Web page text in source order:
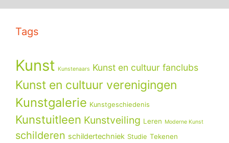
Tags
Kunst Kunstenaars Kunst en cultuur fanclubs
Kunst en cultuur verenigingen
Kunstgalerie Kunstgeschiedenis
Kunstuitleen Kunstveiling Leren Moderne Kunst
schilderen schildertechniek Studie Tekenen